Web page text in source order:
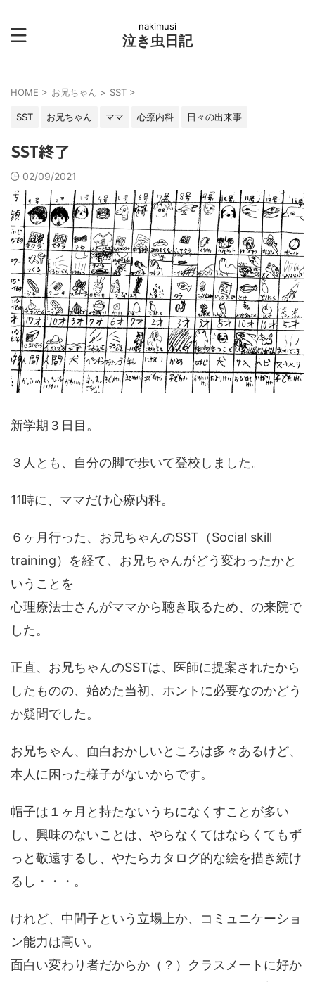
nakimusi
泣き虫日記
HOME > お兄ちゃん > SST >
SST お兄ちゃん ママ 心療内科 日々の出来事
SST終了
02/09/2021
新学期３日目。
３人とも、自分の脚で歩いて登校しました。
11時に、ママだけ心療内科。
６ヶ月行った、お兄ちゃんのSST（Social skill
training）を経て、お兄ちゃんがどう変わったかと
いうことを
心理療法士さんがママから聴き取るため、の来院で
した。
正直、お兄ちゃんのSSTは、医師に提案されたから
したものの、始めた当初、ホントに必要なのかどう
か疑問でした。
お兄ちゃん、面白おかしいところは多々あるけど、
本人に困った様子がないからです。
帽子は１ヶ月と持たないうちになくすことが多い
し、興味のないことは、やらなくてはならくてもず
っと敬遠するし、やたらカタログ的な絵を描き続け
るし・・・。
けれど、中間子という立場上か、コミュニケーショ
ン能力は高い。
面白い変わり者だからか（？）クラスメートに好か